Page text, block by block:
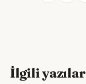
İlgili yazılar